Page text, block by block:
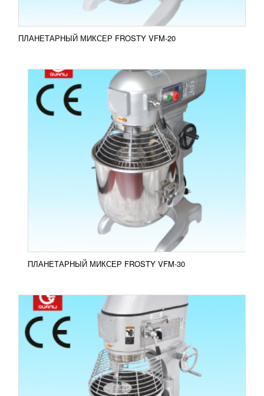
ПЛАНЕТАРНЫЙ МИКСЕР FROSTY VFM-20
ПЛАНЕТАРНЫЙ МИКСЕР FROSTY VFM-30
ПЛАНЕТАРНЫЙ МИКСЕР FROSTY VFM-40
RUB
Миксер FROSTY VFM-40 - мощное оборудование
для замеса большого объема жидкого теста,
приготовления кондитерских кремов,
перемешивания фарша,...
Добавить в сравнение
ПЛАНЕТАРНЫЙ МИКСЕР TORNADO-60
RUB